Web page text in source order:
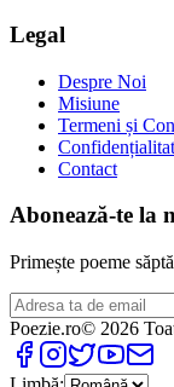
Legal
Despre Noi
Misiune
Termeni și
Contact
Abonează-te la
Primește poeme
Poezie.ro© 2026